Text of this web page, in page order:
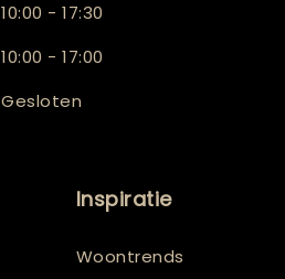
10:00 - 17:30
10:00 - 17:00
Gesloten
Inspiratie
Woontrends